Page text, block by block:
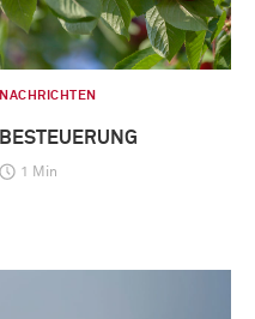
NACHRICHTEN
BESTEUERUNG
1 Min